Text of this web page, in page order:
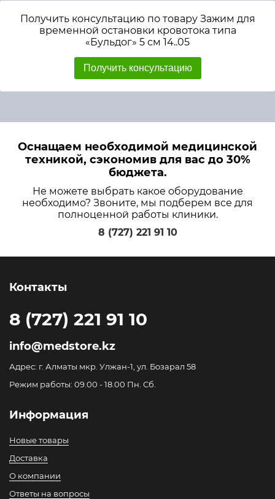
Получить консультацию по товару Зажим для
временной остановки кровотока типа
«Бульдог» 5 см 14..05
Получить консультацию
Оснащаем необходимой медицинской
техникой, сэкономив для вас до 30%
бюджета.
Не можете выбрать какое оборудование
необходимо? Звоните, мы подберем все для
полноценной работы клиники.
8 (727) 221 91 10
Контакты
8 (727) 221 91 10
info@medstore.kz
Адрес: г. Алматы мкр. Улжан-1, ул. Бозарал 58
Режим работы: 09.00 - 18.00 Пн. Сб.
Информация
Новые товары
Доставка
О компании
Ответы на вопросы